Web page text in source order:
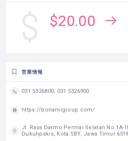
$20.00
営業情報
031 5326800, 031 5326900
https://bonamigroup.com/
Jl. Raya Darmo Permai Selatan No.1A-
Dukuhpakis, Kota SBY, Jawa Timur